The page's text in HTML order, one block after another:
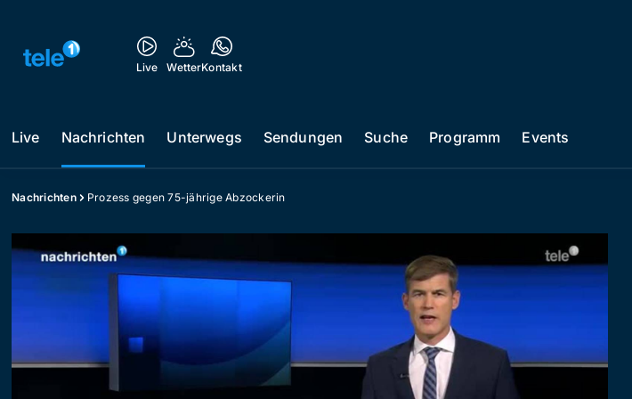
Live WetterKontakt
Live Nachrichten Unterwegs Sendungen Suche Programm Events
Nachrichten Prozess gegen 75-jährige Abzockerin